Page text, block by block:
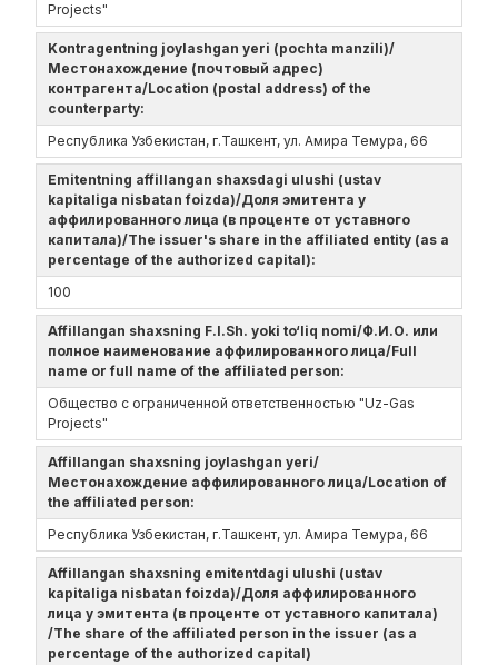
Projects"
Kontragentning joylashgan yeri (pochta manzili)/
Местонахождение (почтовый адрес)
контрагента/Location (postal address) of the
counterparty:
Республика Узбекистан, г.Ташкент, ул. Амира Темура, 66
Emitentning affillangan shaxsdagi ulushi (ustav
kapitaliga nisbatan foizda)/Доля эмитента у
аффилированного лица (в проценте от уставного
капитала)/The issuer's share in the affiliated entity (as a
percentage of the authorized capital):
100
Affillangan shaxsning F.I.Sh. yoki to‘liq nomi/Ф.И.О. или
полное наименование аффилированного лица/Full
name or full name of the affiliated person:
Общество с ограниченной ответственностью "Uz-Gas
Projects"
Affillangan shaxsning joylashgan yeri/
Местонахождение аффилированного лица/Location of
the affiliated person:
Республика Узбекистан, г.Ташкент, ул. Амира Темура, 66
Affillangan shaxsning emitentdagi ulushi (ustav
kapitaliga nisbatan foizda)/Доля аффилированного
лица у эмитента (в проценте от уставного капитала)
/The share of the affiliated person in the issuer (as a
percentage of the authorized capital)